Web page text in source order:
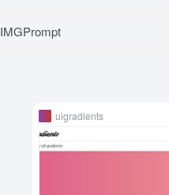
IMGPrompt
uigradients